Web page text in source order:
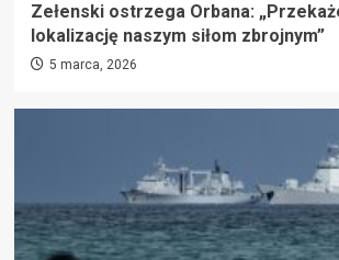
Zełenski ostrzega Orbana:
lokalizację naszym siłom zbrojnym”
5 marca, 2026